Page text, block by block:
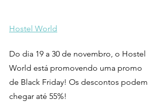
Hostel World
Do dia 19 a 30 de novembro, o Hostel
World está promovendo uma promo
de Black Friday! Os descontos podem
chegar até 55%!